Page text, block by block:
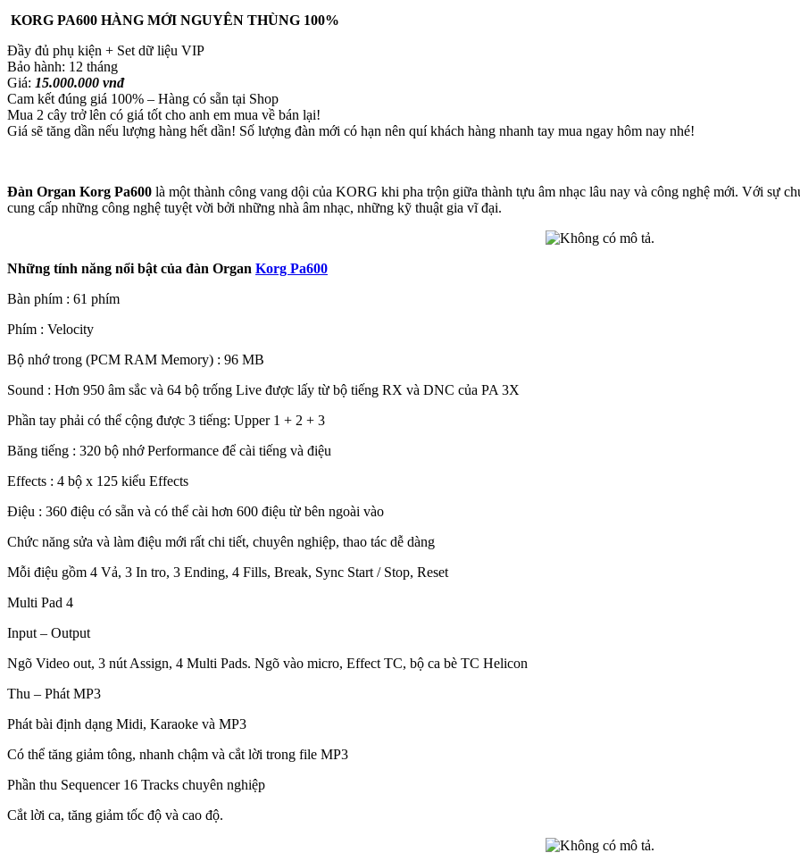
KORG PA600 HÀNG MỚI NGUYÊN THÙNG 100%
Đầy đủ phụ kiện + Set dữ liệu VIP
Bảo hành: 12 tháng
Giá: 15.000.000 vnđ
Cam kết đúng giá 100% – Hàng có sẵn tại Shop
Mua 2 cây trở lên có giá tốt cho anh em mua về bán lại!
Giá sẽ tăng dần nếu lượng hàng hết dần! Số lượng đàn mới có hạn nên quí khách hàng nhanh tay mua ngay hôm nay nhé!
Đàn Organ Korg Pa600 là một thành công vang dội của KORG khi pha trộn giữa thành tựu âm nhạc lâu nay và công nghệ mới. Với sự
cung cấp những công nghệ tuyệt vời bởi những nhà âm nhạc, những kỹ thuật gia vĩ đại.
Những tính năng nổi bật của đàn Organ Korg Pa600
Bàn phím : 61 phím
Phím : Velocity
Bộ nhớ trong (PCM RAM Memory) : 96 MB
Sound : Hơn 950 âm sắc và 64 bộ trống Live được lấy từ bộ tiếng RX và DNC của PA 3X
Phần tay phải có thể cộng được 3 tiếng: Upper 1 + 2 + 3
Băng tiếng : 320 bộ nhớ Performance để cài tiếng và điệu
Effects : 4 bộ x 125 kiểu Effects
Điệu : 360 điệu có sẵn và có thể cài hơn 600 điệu từ bên ngoài vào
Chức năng sửa và làm điệu mới rất chi tiết, chuyên nghiệp, thao tác dễ dàng
Mỗi điệu gồm 4 Vả, 3 In tro, 3 Ending, 4 Fills, Break, Sync Start / Stop, Reset
Multi Pad 4
Input – Output
Ngõ Video out, 3 nút Assign, 4 Multi Pads. Ngõ vào micro, Effect TC, bộ ca bè TC Helicon
Thu – Phát MP3
Phát bài định dạng Midi, Karaoke và MP3
Có thể tăng giảm tông, nhanh chậm và cắt lời trong file MP3
Phần thu Sequencer 16 Tracks chuyên nghiệp
Cắt lời ca, tăng giảm tốc độ và cao độ.